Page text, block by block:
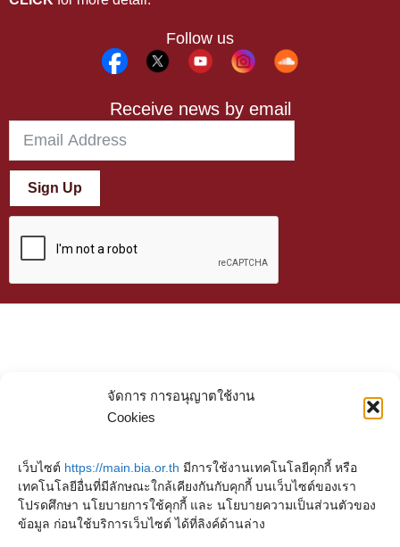
จัดการ การอนุญาตใช้งาน
Cookies
เว็บไซต์ https://main.bia.or.th มีการใช้งานเทคโนโลยีคุกกี้ หรือ
เทคโนโลยีอื่นที่มีลักษณะใกล้เคียงกันกับคุกกี้ บนเว็บไซต์ของเรา
โปรดศึกษา นโยบายการใช้คุกกี้ และ นโยบายความเป็นส่วนตัวของ
ข้อมูล ก่อนใช้บริการเว็บไซต์ ได้ที่ลิงค์ด้านล่าง
Follow us
Receive news by email
Sign Up